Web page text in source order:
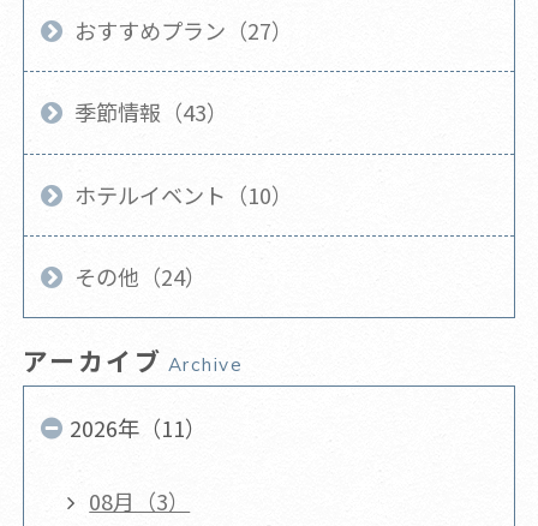
おすすめプラン（27）
季節情報（43）
ホテルイベント（10）
その他（24）
アーカイブ Archive
2026年（11）
08月（3）